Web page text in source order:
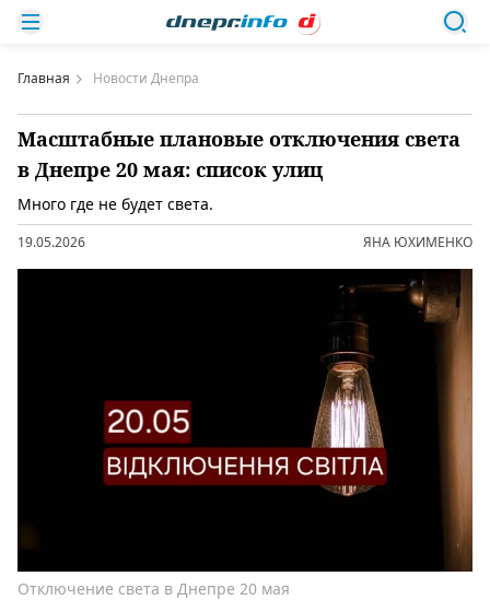
Главная Новости Днепра
Масштабные плановые отключения света
в Днепре 20 мая: список улиц
Много где не будет света.
19.05.2026 ЯНА ЮХИМЕНКО
Отключение света в Днепре 20 мая